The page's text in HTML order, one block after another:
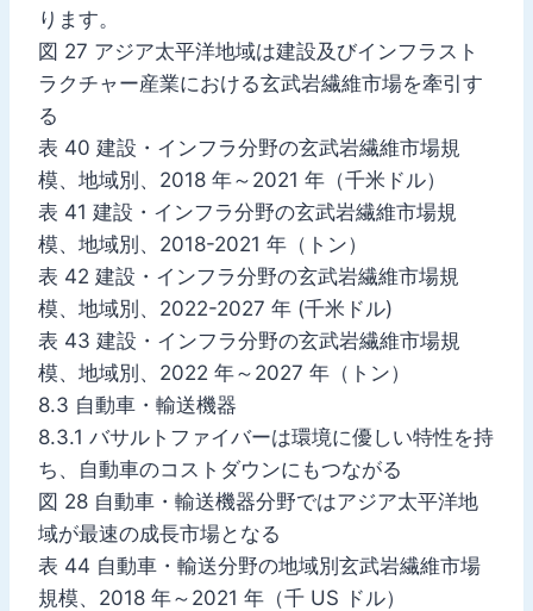
ります。
図 27 アジア太平洋地域は建設及びインフラスト
ラクチャー産業における玄武岩繊維市場を牽引す
る
表 40 建設・インフラ分野の玄武岩繊維市場規
模、地域別、2018 年～2021 年（千米ドル）
表 41 建設・インフラ分野の玄武岩繊維市場規
模、地域別、2018-2021 年（トン）
表 42 建設・インフラ分野の玄武岩繊維市場規
模、地域別、2022-2027 年 (千米ドル)
表 43 建設・インフラ分野の玄武岩繊維市場規
模、地域別、2022 年～2027 年（トン）
8.3 自動車・輸送機器
8.3.1 バサルトファイバーは環境に優しい特性を持
ち、自動車のコストダウンにもつながる
図 28 自動車・輸送機器分野ではアジア太平洋地
域が最速の成長市場となる
表 44 自動車・輸送分野の地域別玄武岩繊維市場
規模、2018 年～2021 年（千 US ドル）